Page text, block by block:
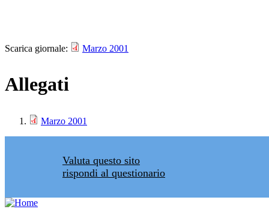
Scarica giornale: Marzo 2001
Allegati
Marzo 2001
Valuta questo sito
rispondi al questionario